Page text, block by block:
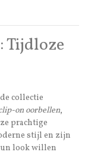
Tijdloze
collectie
on oorbellen,
prachtige
stijl en zijn
look willen